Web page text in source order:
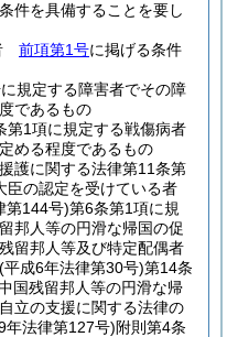
件を具備することを要し
前項第1号に掲げる条件
規定する障害者でその障
であるもの
第1項に規定する戦傷病者
める程度であるもの
護に関する法律第11条第
臣の認定を受けている者
第144号)第6条第1項に規
邦人等の円滑な帰国の促
留邦人等及び特定配偶者
(平成6年法律第30号)第14条
国残留邦人等の円滑な帰
立の支援に関する法律の
年法律第127号)附則第4条